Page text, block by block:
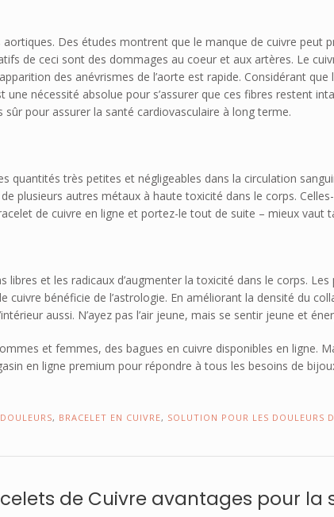
Des études montrent que le manque de cuivre peut
de ceci sont des dommages au coeur et aux artères. Le
des anévrismes de l’aorte est rapide. Considérant que
nécessité absolue pour s’assurer que ces fibres restent
pour assurer la santé cardiovasculaire à long terme.
quantités très petites et négligeables dans la circulation
plusieurs autres métaux à haute toxicité dans le corps.
de cuivre en ligne et portez-le tout de suite – mieux vaut
et les radicaux d’augmenter la toxicité dans le corps.
bénéficie de l’astrologie. En améliorant la densité du
aussi. N’ayez pas l’air jeune, mais se sentir jeune et
et femmes, des bagues en cuivre disponibles en ligne.
en ligne premium pour répondre à tous les besoins de
, BRACELET EN CUIVRE, SOLUTION POUR LES DOULEURS
de Cuivre avantages pour la